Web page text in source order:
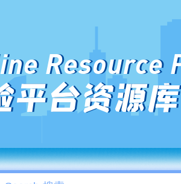
Resource
平台资源库